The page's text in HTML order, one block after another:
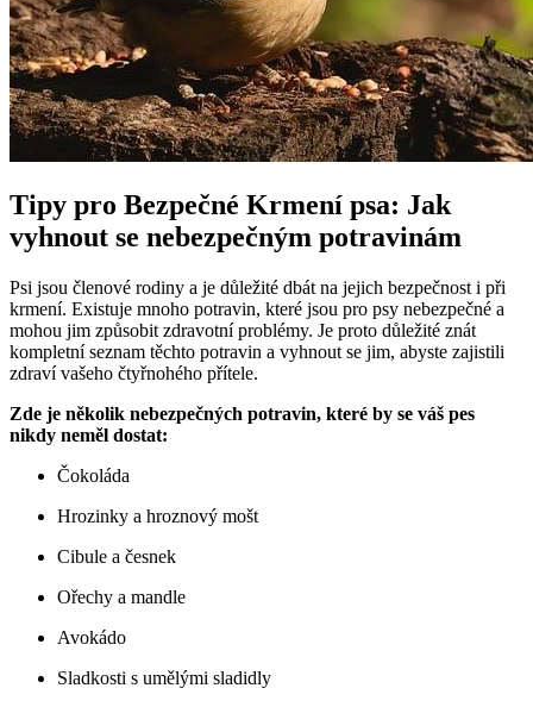
Tipy pro Bezpečné Krmení psa: Jak
vyhnout se nebezpečným potravinám
Psi jsou členové rodiny a je důležité dbát na jejich bezpečnost i při
krmení. Existuje mnoho potravin, které jsou pro psy nebezpečné a
mohou jim způsobit zdravotní problémy. Je proto důležité znát
kompletní seznam těchto potravin a vyhnout se jim, abyste zajistili
zdraví vašeho čtyřnohého přítele.
Zde je několik nebezpečných potravin, které by se váš pes
nikdy neměl dostat:
Čokoláda
Hrozinky a hroznový mošt
Cibule a česnek
Ořechy a mandle
Avokádo
Sladkosti s umělými sladidly